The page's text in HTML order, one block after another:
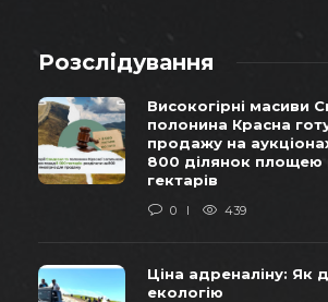
Розслідування
Високогірні масиви
полонина Красна
продажу на
800 ділянок площею
гектарів
0 439
Ціна адреналіну: Як
екологію